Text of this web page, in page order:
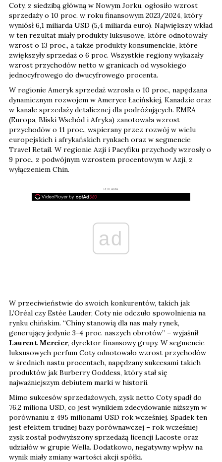
Coty, z siedzibą główną w Nowym Jorku, ogłosiło wzrost
sprzedaży o 10 proc. w roku finansowym 2023/2024, który
wyniósł 6,1 miliarda USD (5,4 miliarda euro). Największy wkład
w ten rezultat miały produkty luksusowe, które odnotowały
wzrost o 13 proc., a także produkty konsumenckie, które
zwiększyły sprzedaż o 6 proc. Wszystkie regiony wykazały
wzrost przychodów netto w granicach od wysokiego
jednocyfrowego do dwucyfrowego procenta.
W regionie Ameryk sprzedaż wzrosła o 10 proc., napędzana
dynamicznym rozwojem w Ameryce Łacińskiej, Kanadzie oraz
w kanale sprzedaży detalicznej dla podróżujących. EMEA
(Europa, Bliski Wschód i Afryka) zanotowała wzrost
przychodów o 11 proc., wspierany przez rozwój w wielu
europejskich i afrykańskich rynkach oraz w segmencie
Travel Retail. W regionie Azji i Pacyfiku przychody wzrosły o
9 proc., z podwójnym wzrostem procentowym w Azji, z
wyłączeniem Chin.
REKLAMA
ad
W przeciwieństwie do swoich konkurentów, takich jak
L’Oréal czy Estée Lauder, Coty nie odczuło spowolnienia na
rynku chińskim. “Chiny stanowią dla nas mały rynek,
generujący jedynie 3-4 proc. naszych obrotów” – wyjaśnił
Laurent Mercier, dyrektor finansowy grupy. W segmencie
luksusowych perfum Coty odnotowało wzrost przychodów
w średnich nastu procentach, napędzany sukcesami takich
produktów jak Burberry Goddess, który stał się
najważniejszym debiutem marki w historii.
Mimo sukcesów sprzedażowych, zysk netto Coty spadł do
76,2 miliona USD, co jest wynikiem zdecydowanie niższym w
porównaniu z 495 milionami USD rok wcześniej. Spadek ten
jest efektem trudnej bazy porównawczej – rok wcześniej
zysk został podwyższony sprzedażą licencji Lacoste oraz
udziałów w grupie Wella. Dodatkowo, negatywny wpływ na
wynik miały zmiany wartości akcji spółki.